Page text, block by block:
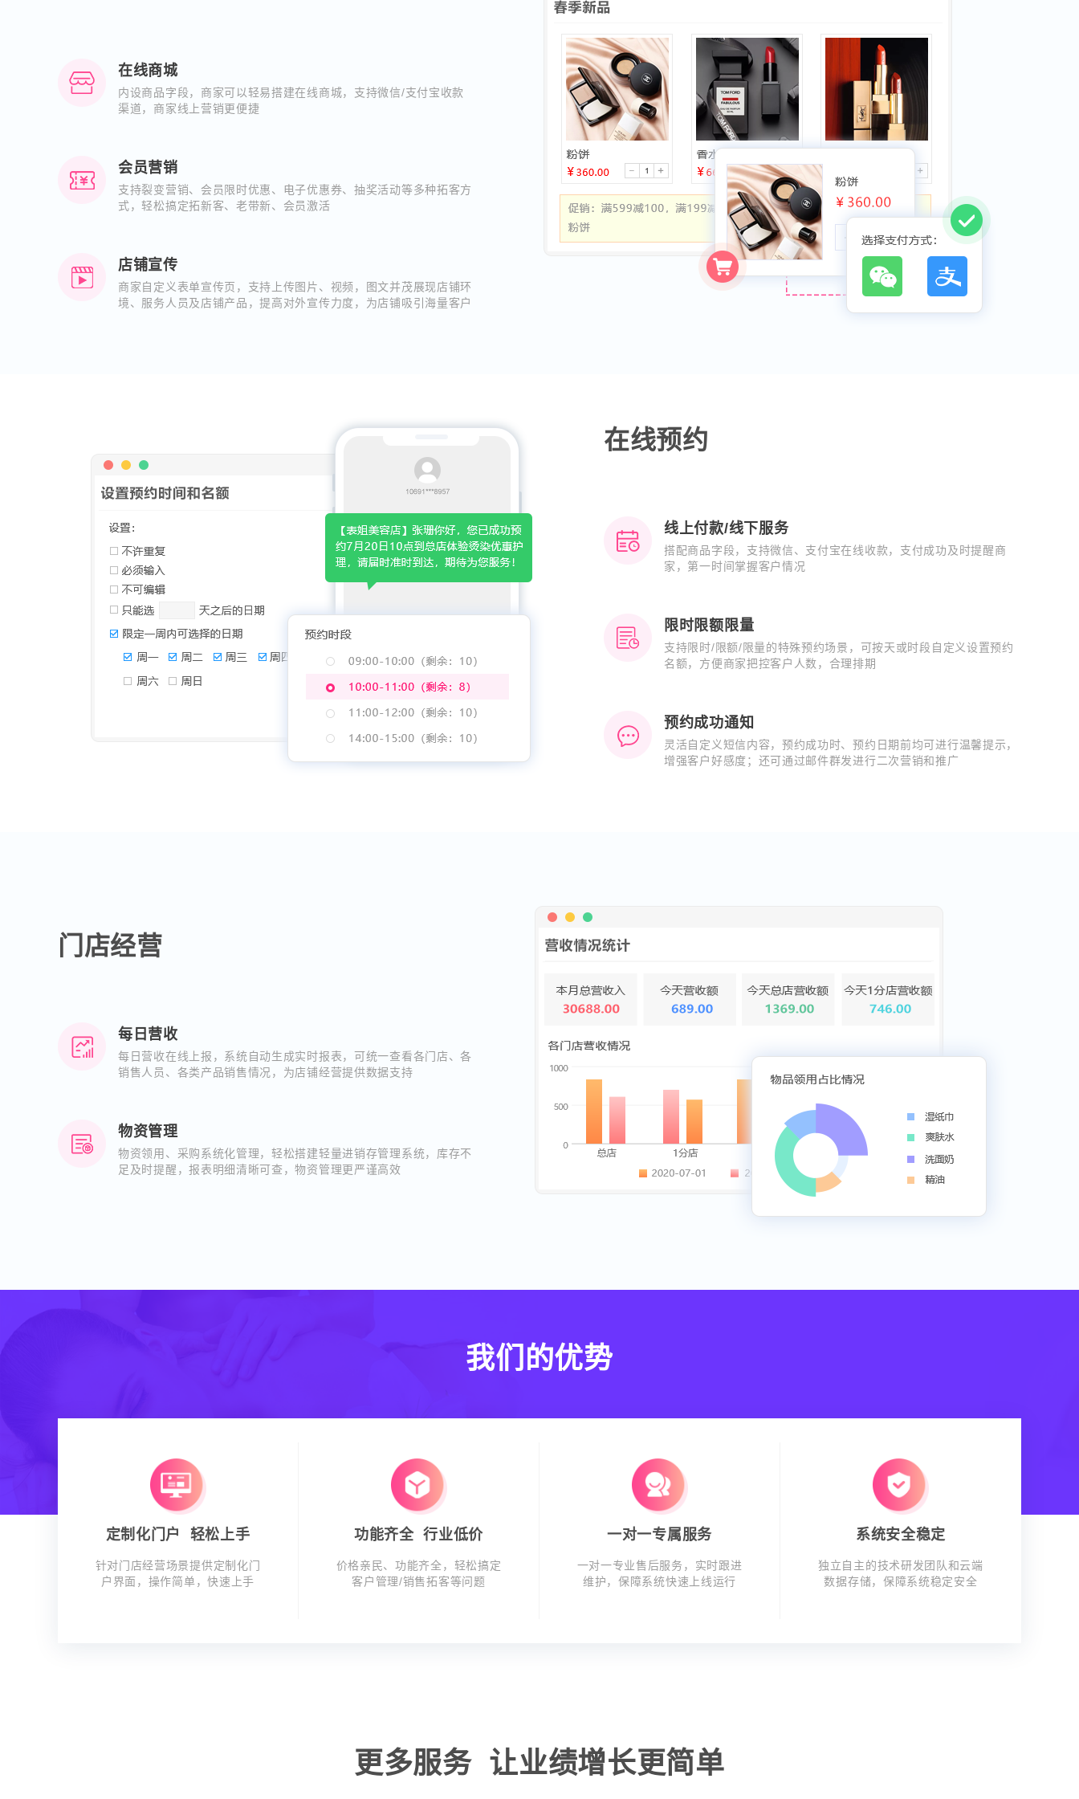
在线商城
内设商品字段，商家可以轻易搭建在线商城，支持微信/支付宝收款
渠道，商家线上营销更便捷
会员营销
支持裂变营销、会员限时优惠、电子优惠券、抽奖活动等多种拓客方
式，轻松搞定拓新客、老带新、会员激活
店铺宣传
商家自定义表单宣传页，支持上传图片、视频，图文并茂展现店铺环
境、服务人员及店铺产品，提高对外宣传力度，为店铺吸引海量客户
在线预约
线上付款/线下服务
搭配商品字段，支持微信、支付宝在线收款，支付成功及时提醒商
家，第一时间掌握客户情况
限时限额限量
支持限时/限额/限量的特殊预约场景，可按天或时段自定义设置预约
名额，方便商家把控客户人数，合理排期
预约成功通知
灵活自定义短信内容，预约成功时、预约日期前均可进行温馨提示，
增强客户好感度；还可通过邮件群发进行二次营销和推广
门店经营
每日营收
每日营收在线上报，系统自动生成实时报表，可统一查看各门店、各
销售人员、各类产品销售情况，为店铺经营提供数据支持
物资管理
物资领用、采购系统化管理，轻松搭建轻量进销存管理系统，库存不
足及时提醒，报表明细清晰可查，物资管理更严谨高效
我们的优势
定制化门户 轻松上手
针对门店经营场景提供定制化门
户界面，操作简单，快速上手
功能齐全 行业低价
价格亲民、功能齐全，轻松搞定
客户管理/销售拓客等问题
一对一专属服务
一对一专业售后服务，实时跟进
维护，保障系统快速上线运行
系统安全稳定
独立自主的技术研发团队和云端
数据存储，保障系统稳定安全
更多服务 让业绩增长更简单